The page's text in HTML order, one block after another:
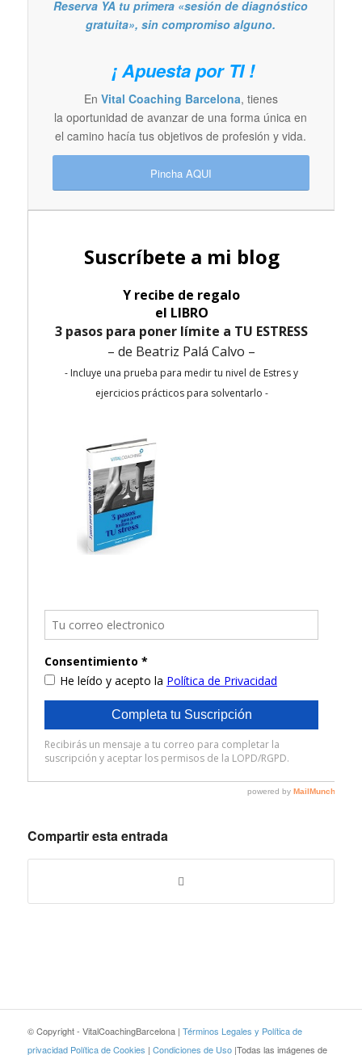
Reserva YA tu primera «sesión de diagnóstico
gratuita», sin compromiso alguno.
¡ Apuesta por TI !
En Vital Coaching Barcelona, tienes
la oportunidad de avanzar de una forma única en
el camino hacía tus objetivos de profesión y vida.
Pincha AQUI
Compartir esta entrada
© Copyright - VitalCoachingBarcelona | Términos Legales y Política de
privacidad Política de Cookies | Condiciones de Uso |Todas las imágenes de